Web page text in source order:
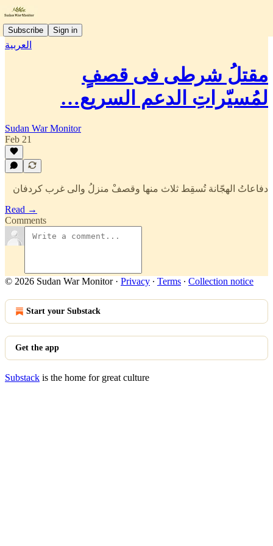
Subscribe Sign in
العربية
مقتلُ شرطى فى قصفٍ
لمُسيّراتِ الدعم السريع…
Sudan War Monitor
Feb 21
دفاعاتُ الهجّانة تُسقِط ثلاث منها وقصفْ منزلُ والى غرب كردفان
Read →
Comments
© 2026 Sudan War Monitor· Privacy ∙ Terms ∙ Collection notice
Start your Substack
Get the app
Substack is the home for great culture